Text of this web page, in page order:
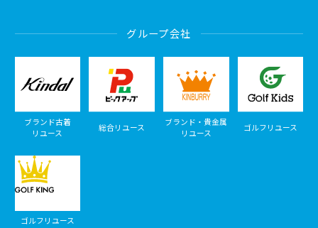
グループ会社
ブランド古着
リユース
総合リユース
ブランド・貴金属
リユース
ゴルフリユース
ゴルフリユース